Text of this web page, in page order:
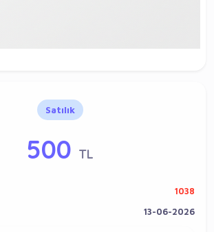
Satılık
500 TL
1038
13-06-2026